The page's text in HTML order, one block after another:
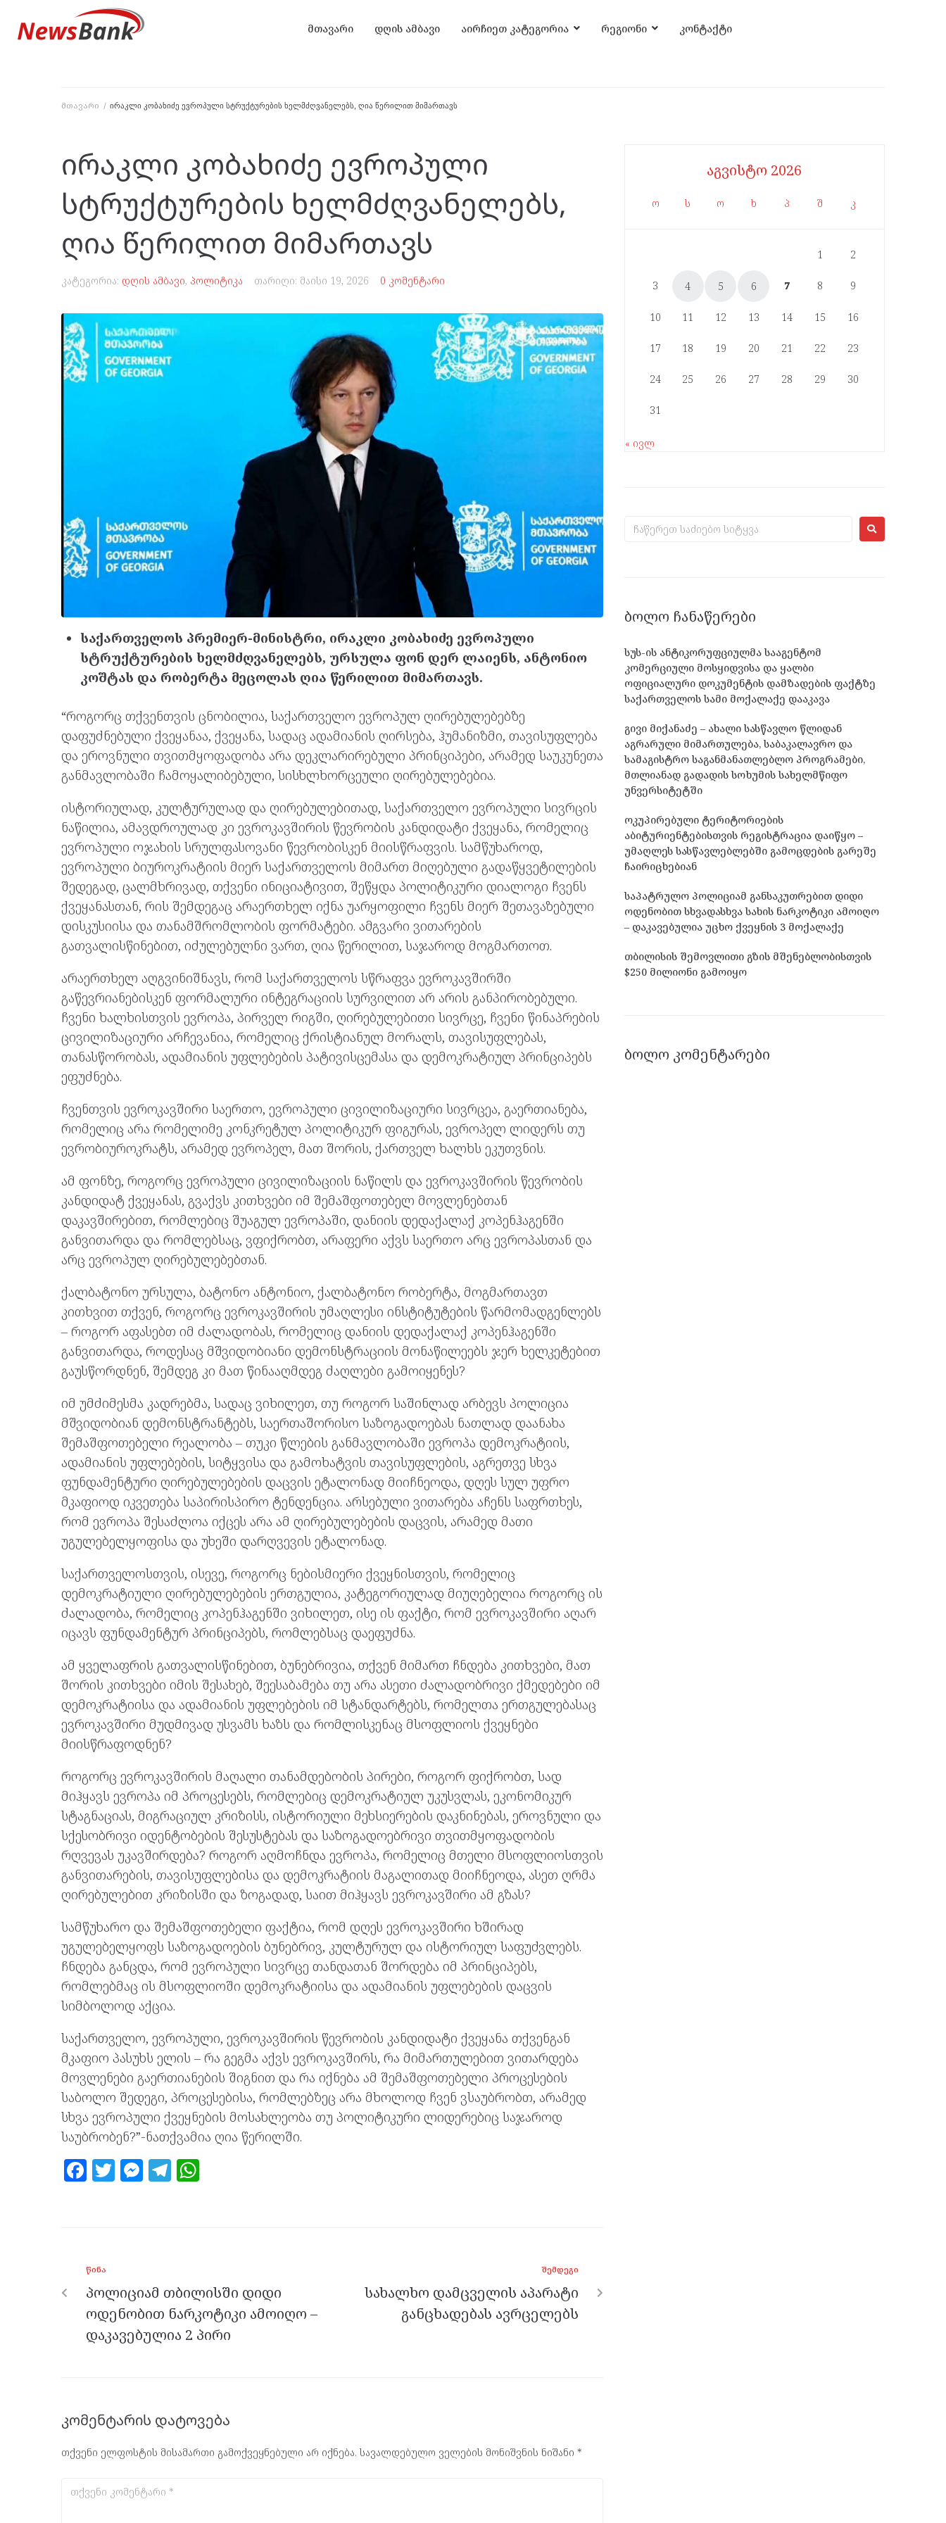
მთავარი დღის ამბავი აირჩიეთ კატეგორია რეგიონი კონტაქტი
მთავარი / ირაკლი კობახიძე ევროპული სტრუქტურების ხელმძღვანელებს, ღია წერილით მიმართავს
ირაკლი კობახიძე ევროპული
სტრუქტურების ხელმძღვანელებს,
ღია წერილით მიმართავს
კატეგორია: დღის ამბავი, პოლიტიკა თარიღი: მაისი 19, 2026 0 კომენტარი
საქართველოს პრემიერ-მინისტრი, ირაკლი კობახიძე ევროპული
სტრუქტურების ხელმძღვანელებს, ურსულა ფონ დერ ლაიენს, ანტონიო
კოშტას და რობერტა მეცოლას ღია წერილით მიმართავს.
“როგორც თქვენთვის ცნობილია, საქართველო ევროპულ ღირებულებებზე
დაფუძნებული ქვეყანაა, ქვეყანა, სადაც ადამიანის ღირსება, ჰუმანიზმი, თავისუფლება
და ეროვნული თვითმყოფადობა არა დეკლარირებული პრინციპები, არამედ საუკუნეთა
განმავლობაში ჩამოყალიბებული, სისხლხორცეული ღირებულებებია.
ისტორიულად, კულტურულად და ღირებულებითად, საქართველო ევროპული სივრცის
ნაწილია, ამავდროულად კი ევროკავშირის წევრობის კანდიდატი ქვეყანა, რომელიც
ევროპული ოჯახის სრულფასოვანი წევრობისკენ მიისწრაფვის. სამწუხაროდ,
ევროპული ბიუროკრატიის მიერ საქართველოს მიმართ მიღებული გადაწყვეტილების
შედეგად, ცალმხრივად, თქვენი ინიციატივით, შეწყდა პოლიტიკური დიალოგი ჩვენს
ქვეყანასთან, რის შემდეგაც არაერთხელ იქნა უარყოფილი ჩვენს მიერ შეთავაზებული
დისკუსიისა და თანამშრომლობის ფორმატები. ამგვარი ვითარების
გათვალისწინებით, იძულებულნი ვართ, ღია წერილით, საჯაროდ მოგმართოთ.
არაერთხელ აღგვინიშნავს, რომ საქართველოს სწრაფვა ევროკავშირში
გაწევრიანებისკენ ფორმალური ინტეგრაციის სურვილით არ არის განპირობებული.
ჩვენი ხალხისთვის ევროპა, პირველ რიგში, ღირებულებითი სივრცე, ჩვენი წინაპრების
ცივილიზაციური არჩევანია, რომელიც ქრისტიანულ მორალს, თავისუფლებას,
თანასწორობას, ადამიანის უფლებების პატივისცემასა და დემოკრატიულ პრინციპებს
ეფუძნება.
ჩვენთვის ევროკავშირი საერთო, ევროპული ცივილიზაციური სივრცეა, გაერთიანება,
რომელიც არა რომელიმე კონკრეტულ პოლიტიკურ ფიგურას, ევროპელ ლიდერს თუ
ევრობიუროკრატს, არამედ ევროპელ, მათ შორის, ქართველ ხალხს ეკუთვნის.
ამ ფონზე, როგორც ევროპული ცივილიზაციის ნაწილს და ევროკავშირის წევრობის
კანდიდატ ქვეყანას, გვაქვს კითხვები იმ შემაშფოთებელ მოვლენებთან
დაკავშირებით, რომლებიც შუაგულ ევროპაში, დანიის დედაქალაქ კოპენჰაგენში
განვითარდა და რომლებსაც, ვფიქრობთ, არაფერი აქვს საერთო არც ევროპასთან და
არც ევროპულ ღირებულებებთან.
ქალბატონო ურსულა, ბატონო ანტონიო, ქალბატონო რობერტა, მოგმართავთ
კითხვით თქვენ, როგორც ევროკავშირის უმაღლესი ინსტიტუტების წარმომადგენლებს
– როგორ აფასებთ იმ ძალადობას, რომელიც დანიის დედაქალაქ კოპენჰაგენში
განვითარდა, როდესაც მშვიდობიანი დემონსტრაციის მონაწილეებს ჯერ ხელკეტებით
გაუსწორდნენ, შემდეგ კი მათ წინააღმდეგ ძაღლები გამოიყენეს?
იმ უმძიმესმა კადრებმა, სადაც ვიხილეთ, თუ როგორ საშინლად არბევს პოლიცია
მშვიდობიან დემონსტრანტებს, საერთაშორისო საზოგადოებას ნათლად დაანახა
შემაშფოთებელი რეალობა – თუკი წლების განმავლობაში ევროპა დემოკრატიის,
ადამიანის უფლებების, სიტყვისა და გამოხატვის თავისუფლების, აგრეთვე სხვა
ფუნდამენტური ღირებულებების დაცვის ეტალონად მიიჩნეოდა, დღეს სულ უფრო
მკაფიოდ იკვეთება საპირისპირო ტენდენცია. არსებული ვითარება აჩენს საფრთხეს,
რომ ევროპა შესაძლოა იქცეს არა ამ ღირებულებების დაცვის, არამედ მათი
უგულებელყოფისა და უხეში დარღვევის ეტალონად.
საქართველოსთვის, ისევე, როგორც ნებისმიერი ქვეყნისთვის, რომელიც
დემოკრატიული ღირებულებების ერთგულია, კატეგორიულად მიუღებელია როგორც ის
ძალადობა, რომელიც კოპენჰაგენში ვიხილეთ, ისე ის ფაქტი, რომ ევროკავშირი აღარ
იცავს ფუნდამენტურ პრინციპებს, რომლებსაც დაეფუძნა.
ამ ყველაფრის გათვალისწინებით, ბუნებრივია, თქვენ მიმართ ჩნდება კითხვები, მათ
შორის კითხვები იმის შესახებ, შეესაბამება თუ არა ასეთი ძალადობრივი ქმედებები იმ
დემოკრატიისა და ადამიანის უფლებების იმ სტანდარტებს, რომელთა ერთგულებასაც
ევროკავშირი მუდმივად უსვამს ხაზს და რომლისკენაც მსოფლიოს ქვეყნები
მიისწრაფოდნენ?
როგორც ევროკავშირის მაღალი თანამდებობის პირები, როგორ ფიქრობთ, სად
მიჰყავს ევროპა იმ პროცესებს, რომლებიც დემოკრატიულ უკუსვლას, ეკონომიკურ
სტაგნაციას, მიგრაციულ კრიზისს, ისტორიული მეხსიერების დაკნინებას, ეროვნული და
სქესობრივი იდენტობების შესუსტებას და საზოგადოებრივი თვითმყოფადობის
რღვევას უკავშირდება? როგორ აღმოჩნდა ევროპა, რომელიც მთელი მსოფლიოსთვის
განვითარების, თავისუფლებისა და დემოკრატიის მაგალითად მიიჩნეოდა, ასეთ ღრმა
ღირებულებით კრიზისში და ზოგადად, საით მიჰყავს ევროკავშირი ამ გზას?
სამწუხარო და შემაშფოთებელი ფაქტია, რომ დღეს ევროკავშირი ხშირად
უგულებელყოფს საზოგადოების ბუნებრივ, კულტურულ და ისტორიულ საფუძვლებს.
ჩნდება განცდა, რომ ევროპული სივრცე თანდათან შორდება იმ პრინციპებს,
რომლებმაც ის მსოფლიოში დემოკრატიისა და ადამიანის უფლებების დაცვის
სიმბოლოდ აქცია.
საქართველო, ევროპული, ევროკავშირის წევრობის კანდიდატი ქვეყანა თქვენგან
მკაფიო პასუხს ელის – რა გეგმა აქვს ევროკავშირს, რა მიმართულებით ვითარდება
მოვლენები გაერთიანების შიგნით და რა იქნება ამ შემაშფოთებელი პროცესების
საბოლო შედეგი, პროცესებისა, რომლებზეც არა მხოლოდ ჩვენ ვსაუბრობთ, არამედ
სხვა ევროპული ქვეყნების მოსახლეობა თუ პოლიტიკური ლიდერებიც საჯაროდ
საუბრობენ?”-ნათქვამია ღია წერილში.
F
o
o
k
T M
er
T
m p
p
ᲬᲘᲜᲐ
პოლიციამ თბილისში დიდი
ოდენობით ნარკოტიკი ამოიღო –
დაკავებულია 2 პირი
ᲨᲔᲛᲓᲔᲒᲘ
სახალხო დამცველის აპარატი
განცხადებას ავრცელებს
კომენტარის დატოვება
თქვენი ელფოსტის მისამართი გამოქვეყნებული არ იქნება. სავალდებულო ველების მონიშვნის ნიშანი *
აგვისტო 2026
ო ს ო ხ პ შ კ
1 2
3 4 5 6 7 8 9
10 11 12 13 14 15 16
17 18 19 20 21 22 23
24 25 26 27 28 29 30
31
« ივლ
ᲑᲝᲚᲝ ᲩᲐᲜᲐᲬᲔᲠᲔᲑᲘ
სუს-ის ანტიკორუფციულმა სააგენტომ
კომერციული მოსყიდვისა და ყალბი
ოფიციალური დოკუმენტის დამზადების ფაქტზე
საქართველოს სამი მოქალაქე დააკავა
გივი მიქანაძე – ახალი სასწავლო წლიდან
აგრარული მიმართულება, საბაკალავრო და
სამაგისტრო საგანმანათლებლო პროგრამები,
მთლიანად გადადის სოხუმის სახელმწიფო
უნვერსიტეტში
ოკუპირებული ტერიტორიების
აბიტურიენტებისთვის რეგისტრაცია დაიწყო –
უმაღლეს სასწავლებლებში გამოცდების გარეშე
ჩაირიცხებიან
საპატრულო პოლიციამ განსაკუთრებით დიდი
ოდენობით სხვადასხვა სახის ნარკოტიკი ამოიღო
– დაკავებულია უცხო ქვეყნის 3 მოქალაქე
თბილისის შემოვლითი გზის მშენებლობისთვის
$250 მილიონი გამოიყო
ᲑᲝᲚᲝ ᲙᲝᲛᲔᲜᲢᲐᲠᲔᲑᲘ